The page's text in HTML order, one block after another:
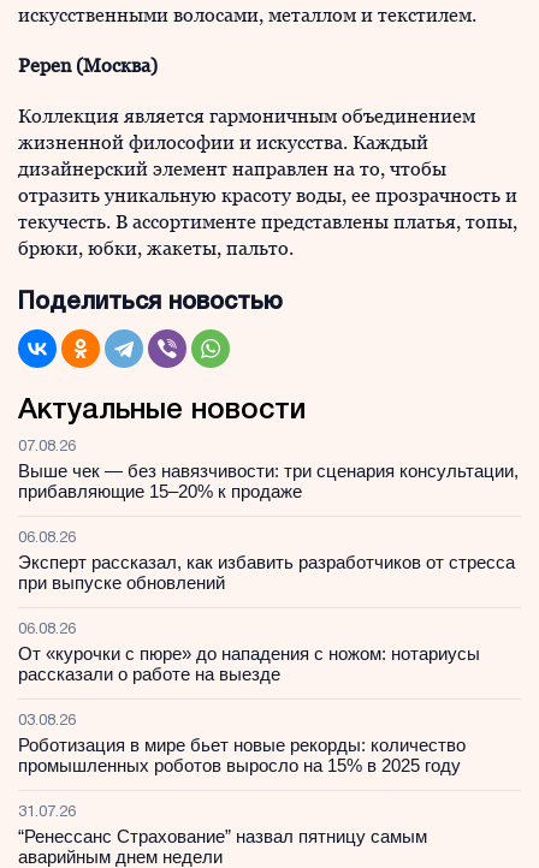
искусственными волосами, металлом и текстилем.
Pepen (Москва)
Коллекция является гармоничным объединением
жизненной философии и искусства. Каждый
дизайнерский элемент направлен на то, чтобы
отразить уникальную красоту воды, ее прозрачность и
текучесть. В ассортименте представлены платья, топы,
брюки, юбки, жакеты, пальто.
Поделиться новостью
Актуальные новости
07.08.26
Выше чек — без навязчивости: три сценария консультации,
прибавляющие 15–20% к продаже
06.08.26
Эксперт рассказал, как избавить разработчиков от стресса
при выпуске обновлений
06.08.26
От «курочки с пюре» до нападения с ножом: нотариусы
рассказали о работе на выезде
03.08.26
Роботизация в мире бьет новые рекорды: количество
промышленных роботов выросло на 15% в 2025 году
31.07.26
“Ренессанс Страхование” назвал пятницу самым
аварийным днем недели